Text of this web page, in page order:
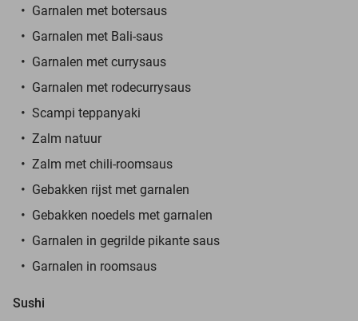
Garnalen met botersaus
Garnalen met Bali-saus
Garnalen met currysaus
Garnalen met rodecurrysaus
Scampi teppanyaki
Zalm natuur
Zalm met chili-roomsaus
Gebakken rijst met garnalen
Gebakken noedels met garnalen
Garnalen in gegrilde pikante saus
Garnalen in roomsaus
Sushi